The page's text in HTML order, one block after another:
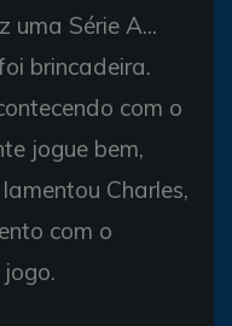
uma Série A...
brincadeira.
com o
jogue bem,
Charles,
com o